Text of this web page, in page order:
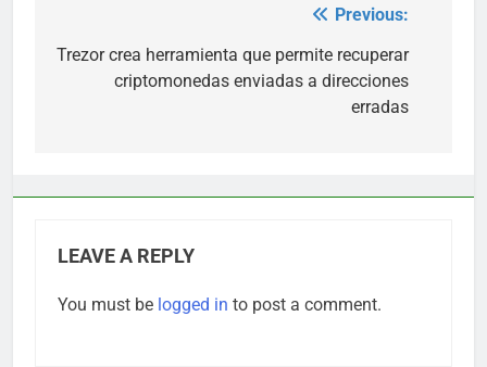
navigation
Previous:
Trezor crea herramienta que permite recuperar
criptomonedas enviadas a direcciones
erradas
LEAVE A REPLY
You must be logged in to post a comment.